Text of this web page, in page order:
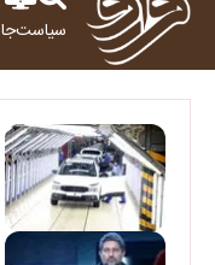
سیاست